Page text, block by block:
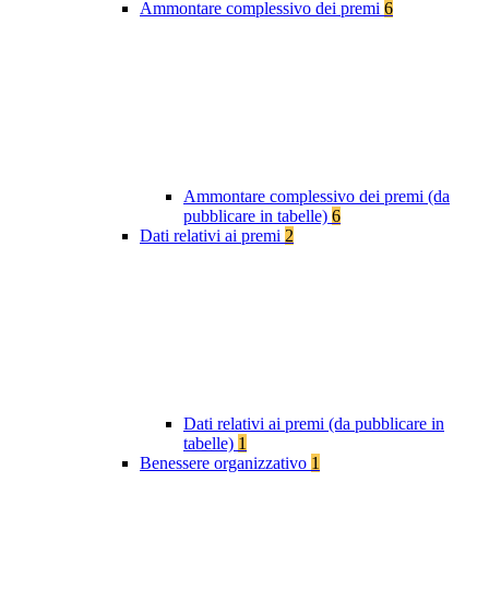
Ammontare complessivo dei premi 6
Ammontare complessivo dei premi (da
pubblicare in tabelle) 6
Dati relativi ai premi 2
Dati relativi ai premi (da pubblicare in
tabelle) 1
Benessere organizzativo 1